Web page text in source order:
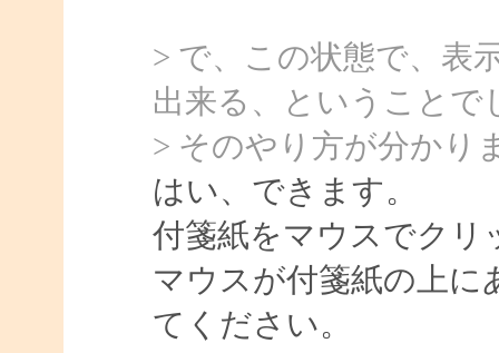
> で、この状態で、表
出来る、ということで
> そのやり方が分かり
はい、できます。
付箋紙をマウスでクリ
マウスが付箋紙の上
てください。